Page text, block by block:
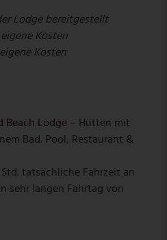
Lodge bereitgestellt
Kosten
Kosten
Beach Lodge– Hütten mit
Bad. Pool, Restaurant &
tatsächliche Fahrzeit an
sehr langen Fahrtag von